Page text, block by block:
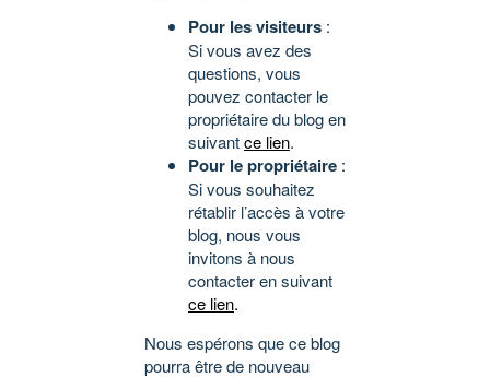
Pour les visiteurs :
Si vous avez des
questions, vous
pouvez contacter le
propriétaire du blog en
suivantce lien.
Pour le propriétaire :
Si vous souhaitez
rétablir l’accès à votre
blog, nous vous
invitons à nous
contacter en suivant
ce lien.
Nous espérons que ce blog
pourra être de nouveau